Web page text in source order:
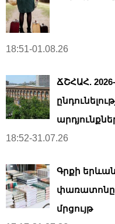
18:51-01.08.26
ՃՇՀԱՀ.
18:52-31.07.26
Գրքի
փառատոնը
մրցույթ